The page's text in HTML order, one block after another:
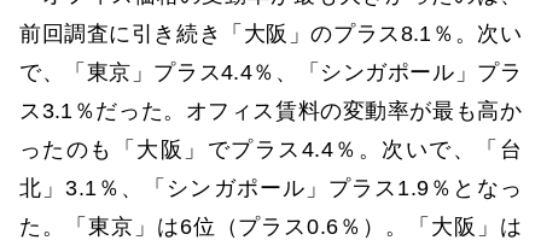
前回調査に引き続き「大阪」のプラス8.1％。次い
で、「東京」プラス4.4％、「シンガポール」プラ
ス3.1％だった。オフィス賃料の変動率が最も高か
ったのも「大阪」でプラス4.4％。次いで、「台
北」3.1％、「シンガポール」プラス1.9％となっ
た。「東京」は6位（プラス0.6％）。「大阪」は